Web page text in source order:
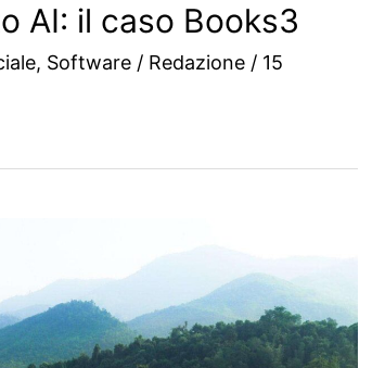
AI: il caso Books3
, Software / Redazione / 15